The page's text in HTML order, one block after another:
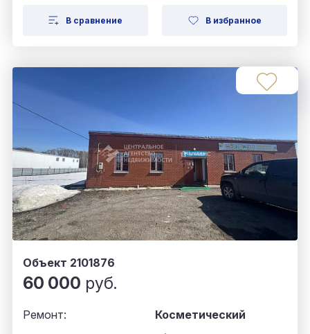
В сравнение В избранное
Объект 2101876
60 000 руб.
Ремонт:
Косметический